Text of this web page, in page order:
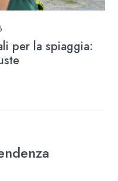
per la spiaggia: